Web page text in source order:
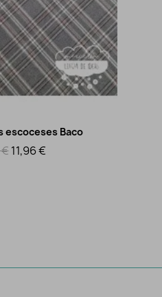
rápida
escoceses Baco
11,96 €